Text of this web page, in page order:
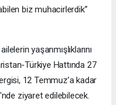
biz muhacirlerdik”
yaşanmışlıklarını
Türkiye Hattında 27
12 Temmuz’a kadar
ziyaret edilebilecek.